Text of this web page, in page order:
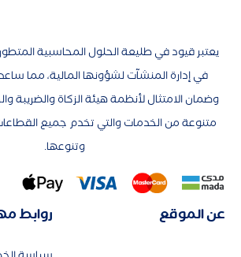
يعتبر قيود في طليعة الحلول المحاسبية
في إدارة المنشآت لشؤونها المالية، مما
وضمان الامتثال لأنظمة هيئة الزكاة والضريبة
متنوعة من الخدمات والتي تخدم جميع
وتنوعها.
عن الموقع روابط